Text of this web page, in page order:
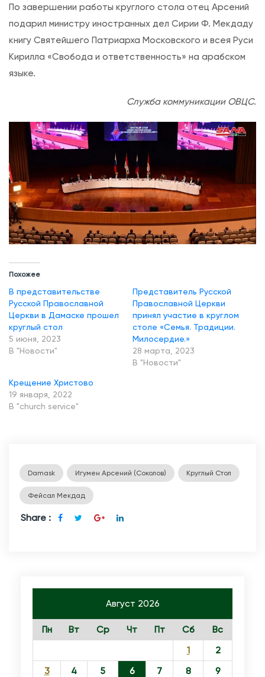
о
л
«
С
я
в
и
р
о
в
о
б
л
о
е
По завершении работы круглого стола отец Арсений
подарил министру иностранных дел Сирии Ф. Мекдаду
книгу Святейшего Патриарха Московского и всея Руси
Кирилла «Свобода и ответственность» на арабском
языке.
Служба коммуникации ОВЦС.
Похожее
В представительстве
Русской Православной
Церкви в Дамаске прошел
круглый стол
5 июня, 2023
В "Новости"
Представитель Русской
Православной Церкви
принял участие в круглом
столе «Семья. Традиции.
Милосердие.»
28 марта, 2023
В "Новости"
Крещение Христово
19 января, 2022
В "church service"
Damask Игумен Арсений (Соколов) Круглый Стол
Фейсал Мекдад
Share :
Август 2026
Пн Вт Ср Чт Пт Сб
Вс
1
2
3
4 5 6 7 8
9